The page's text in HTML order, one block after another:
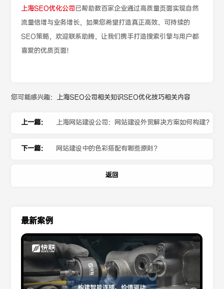
上海SEO优化公司已帮助数百家企业通过高质量页面实现自然
流量倍增与业务增长，如果您希望打造真正高效、可持续的
SEO策略，欢迎联系助腾，让我们携手打造搜索引擎与用户都
喜爱的优质页面！
您可能感兴趣： 上海SEO公司相关知识SEO优化技巧相关内容
上一篇： 上海网站建设公司：网站建设外贸解决方案如何构建？
下一篇： 网站建设中的色彩搭配有哪些原则？
返回
最新案例